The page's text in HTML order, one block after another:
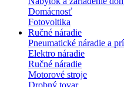
Domácnosť
Fotovoltika
Ručné náradie
Pneumatické náradie a
Elektro náradie
Ručné náradie
Motorové stroje
Drobný tovar